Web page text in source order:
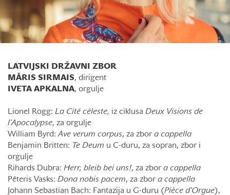
LATVIJSKI DRŽAVNI ZBOR
MĀRIS SIRMAIS, dirigent
IVETA APKALNA, orgulje
Lionel Rogg: La Cité céleste, iz ciklusa Deux Visions de
l'Apocalypse, za orgulje
William Byrd: Ave verum corpus, za zbor a cappella
Benjamin Britten: Te Deum u C-duru, za sopran, zbor i
orgulje
Rihards Dubra: Herr, bleib bei uns!, za zbor a cappella
Pēteris Vasks: Dona nobis pacem, za zbor a cappella
Johann Sebastian Bach: Fantazija u G-duru (Pièce d'Orgue),